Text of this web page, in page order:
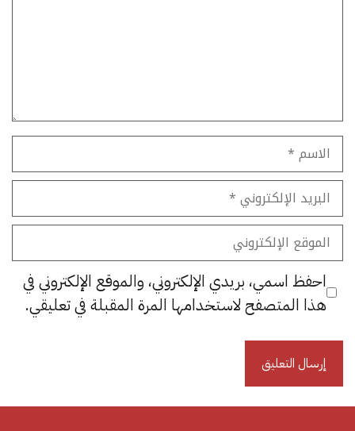
الاسم
البريد
الإلكتروني
الموقع
الإلكتروني
احفظ اسمي، بريدي الإلكتروني، والموقع الإلكتروني في
هذا المتصفح لاستخدامها المرة المقبلة في تعليقي.